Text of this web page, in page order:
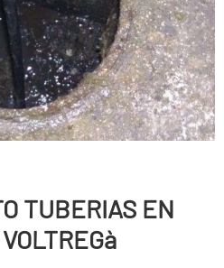
TUBERIAS EN